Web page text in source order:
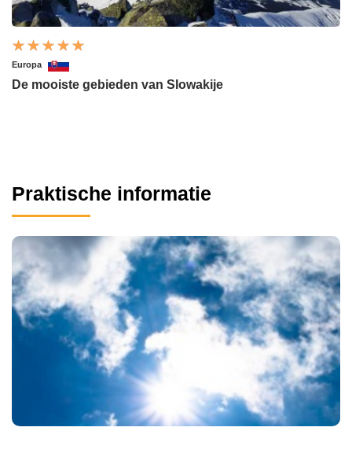
Europa
De mooiste gebieden van Slowakije
Praktische informatie